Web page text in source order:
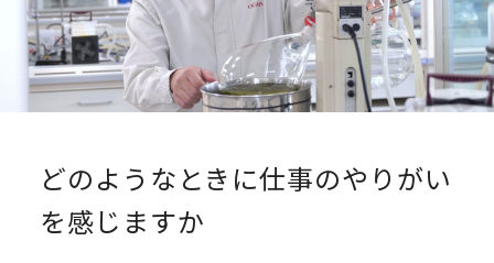
どのようなときに仕事のやりがい
を感じますか